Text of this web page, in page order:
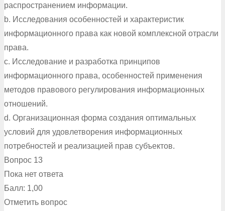
распространением информации.
b. Исследования особенностей и характеристик
информационного права как новой комплексной отрасли
права.
c. Исследование и разработка принципов
информационного права, особенностей применения
методов правового регулирования информационных
отношений.
d. Организационная форма создания оптимальных
условий для удовлетворения информационных
потребностей и реализацией прав субъектов.
Вопрос 13
Пока нет ответа
Балл: 1,00
Отметить вопрос